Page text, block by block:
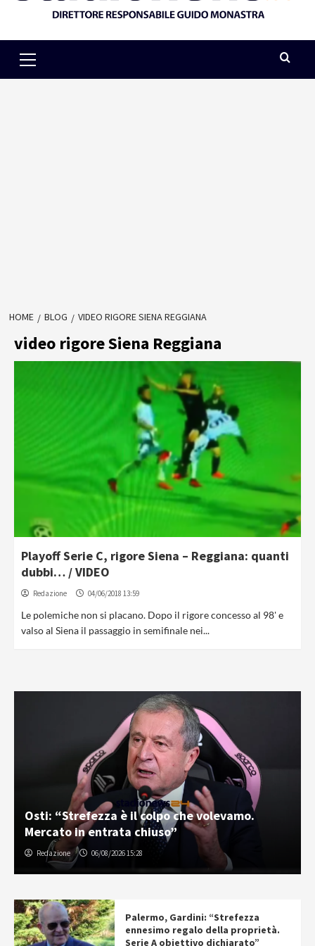
Menu
HOME BLOG VIDEO RIGORE SIENA REGGIANA
video rigore Siena Reggiana
Playoff Serie C, rigore Siena – Reggiana: quanti
dubbi… / VIDEO
Redazione 04/06/2018 13:59
Le polemiche non si placano. Dopo il rigore concesso al 98' e
valso al Siena il passaggio in semifinale nei...
Osti: “Strefezza è il colpo che volevamo.
Mercato in entrata chiuso”
Redazione 06/08/2026 15:28
Palermo, Gardini: “Strefezza
ennesimo regalo della proprietà.
Serie A obiettivo dichiarato”